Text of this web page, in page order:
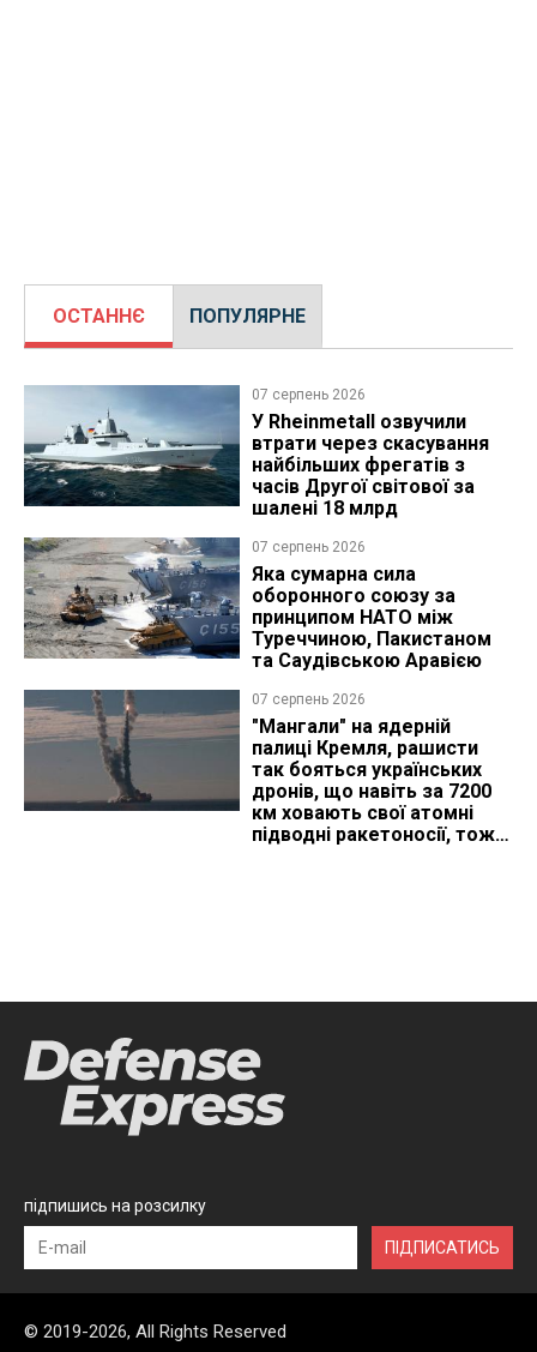
ОСТАННЄ ПОПУЛЯРНЕ
07 серпень 2026
У Rheinmetall озвучили
втрати через скасування
найбільших фрегатів з
часів Другої світової за
шалені 18 млрд
07 серпень 2026
Яка сумарна сила
оборонного союзу за
принципом НАТО між
Туреччиною, Пакистаном
та Саудівською Аравією
07 серпень 2026
"Мангали" на ядерній
палиці Кремля, рашисти
так бояться українських
дронів, що навіть за 7200
км ховають свої атомні
підводні ракетоносії, тож
підпишись на розсилку
ПІДПИСАТИСЬ
© 2019-2026, All Rights Reserved